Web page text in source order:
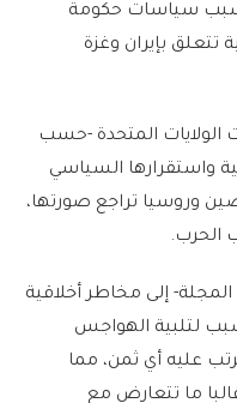
بسبب سياسات حكومة
تتعلق بإيران وغزة
الولايات المتحدة -حسب
واستقرارها السياسي
وروسيا تراجع صورتها،
الحرب.
إلى مخاطر أخلاقية
سبب لتلبية الهواجس
عليه أي ثمن، مما
ما تتعارض مع